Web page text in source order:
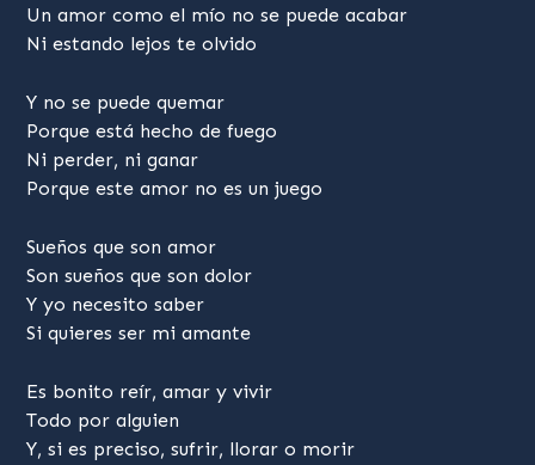
Un amor como el mío no se puede acabar
Ni estando lejos te olvido
Y no se puede quemar
Porque está hecho de fuego
Ni perder, ni ganar
Porque este amor no es un juego
Sueños que son amor
Son sueños que son dolor
Y yo necesito saber
Si quieres ser mi amante
Es bonito reír, amar y vivir
Todo por alguien
Y, si es preciso, sufrir, llorar o morir